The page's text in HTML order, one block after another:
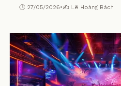
gia.
🕒 27/05/2026•✍️ Lê Hoàng Bách